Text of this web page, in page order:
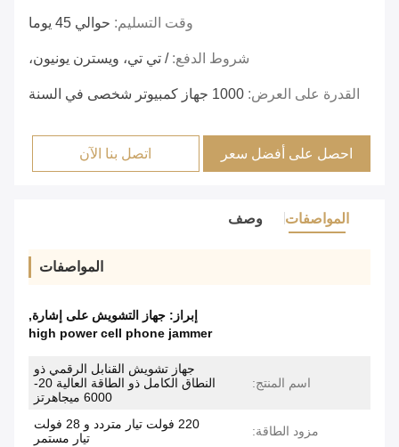
وقت التسليم: حوالي 45 يوما
شروط الدفع: / تي تي، ويسترن يونيون،
القدرة على العرض: 1000 جهاز كمبيوتر شخصى في السنة
احصل على أفضل سعر اتصل بنا الآن
المواصفات وصف
المواصفات
إبراز: جهاز التشويش على إشارة,
high power cell phone jammer
اسم المنتج:
جهاز تشويش القنابل الرقمي ذو
النطاق الكامل ذو الطاقة العالية 20-
6000 ميجاهرتز
مزود الطاقة:
220 فولت تيار متردد و 28 فولت
تيار مستمر